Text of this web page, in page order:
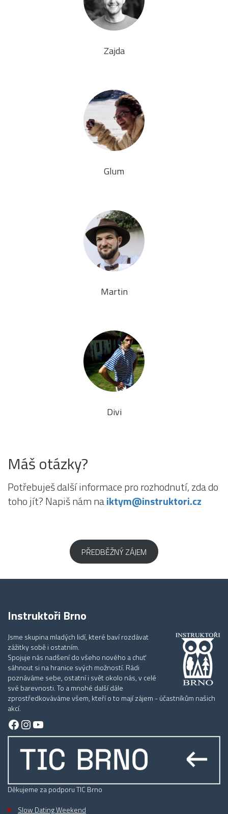
Zajda
Glum
Martin
Divi
Máš otázky?
Potřebuješ další informace pro rozhodnutí, zda do
toho jít? Napiš nám naiktym@instruktori.cz
PŘEDBĚŽNÝ ZÁJEM
Instruktoři Brno
Jsme skupina mladých lidí, které baví rozdávat
zážitky sobě i ostatním.
Spojuje nás nadšení do všeho nového a chuť
sáhnout si na hranice svých možností. Rádi
poznáváme sebe, ostatní i svět okolo nás, v celé
své barevnosti. To a mnohé další dále
zprostředkováváme všem, kteří o to mají zájem - účastníkům našich
akcí.
Facebook
Instagram
YouTube
Děkujeme za podporu TIC Brno
Slow Dating Weekend